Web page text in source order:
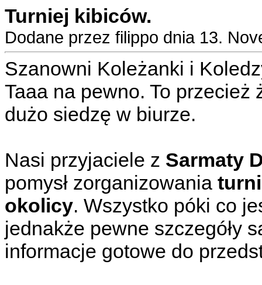
Turniej kibiców.
Dodane przez filippo dnia 13.
Szanowni Koleżanki i
Taaa na pewno. To
dużo siedzę w biurze.
Nasi przyjaciele z Sarmaty
pomysł zorganizowania
okolicy. Wszystko póki co
jednakże pewne szczegóły
informacje gotowe do